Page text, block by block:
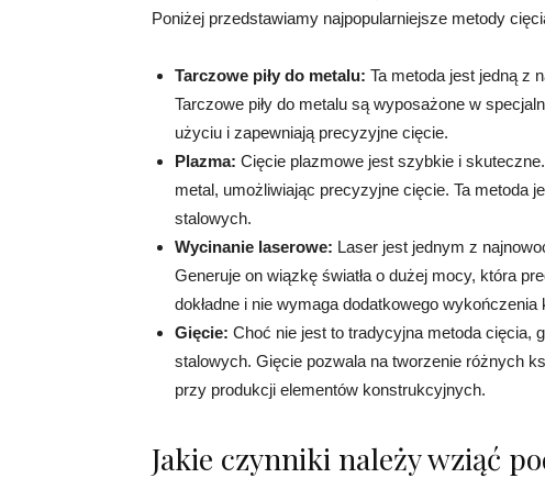
Poniżej przedstawiamy najpopularniejsze metody
Tarczowe piły do metalu: Ta metoda jest jedną z
Tarczowe piły do metalu są wyposażone w
użyciu i zapewniają precyzyjne cięcie.
Plazma: Cięcie plazmowe jest szybkie i
metal, umożliwiając precyzyjne cięcie. Ta metoda
stalowych.
Wycinanie laserowe: Laser jest jednym z
Generuje on wiązkę światła o dużej mocy, która
dokładne i nie wymaga dodatkowego wykończenia
Gięcie: Choć nie jest to tradycyjna metoda cięcia,
stalowych. Gięcie pozwala na tworzenie różnych
przy produkcji elementów konstrukcyjnych.
Jakie czynniki należy wziąć